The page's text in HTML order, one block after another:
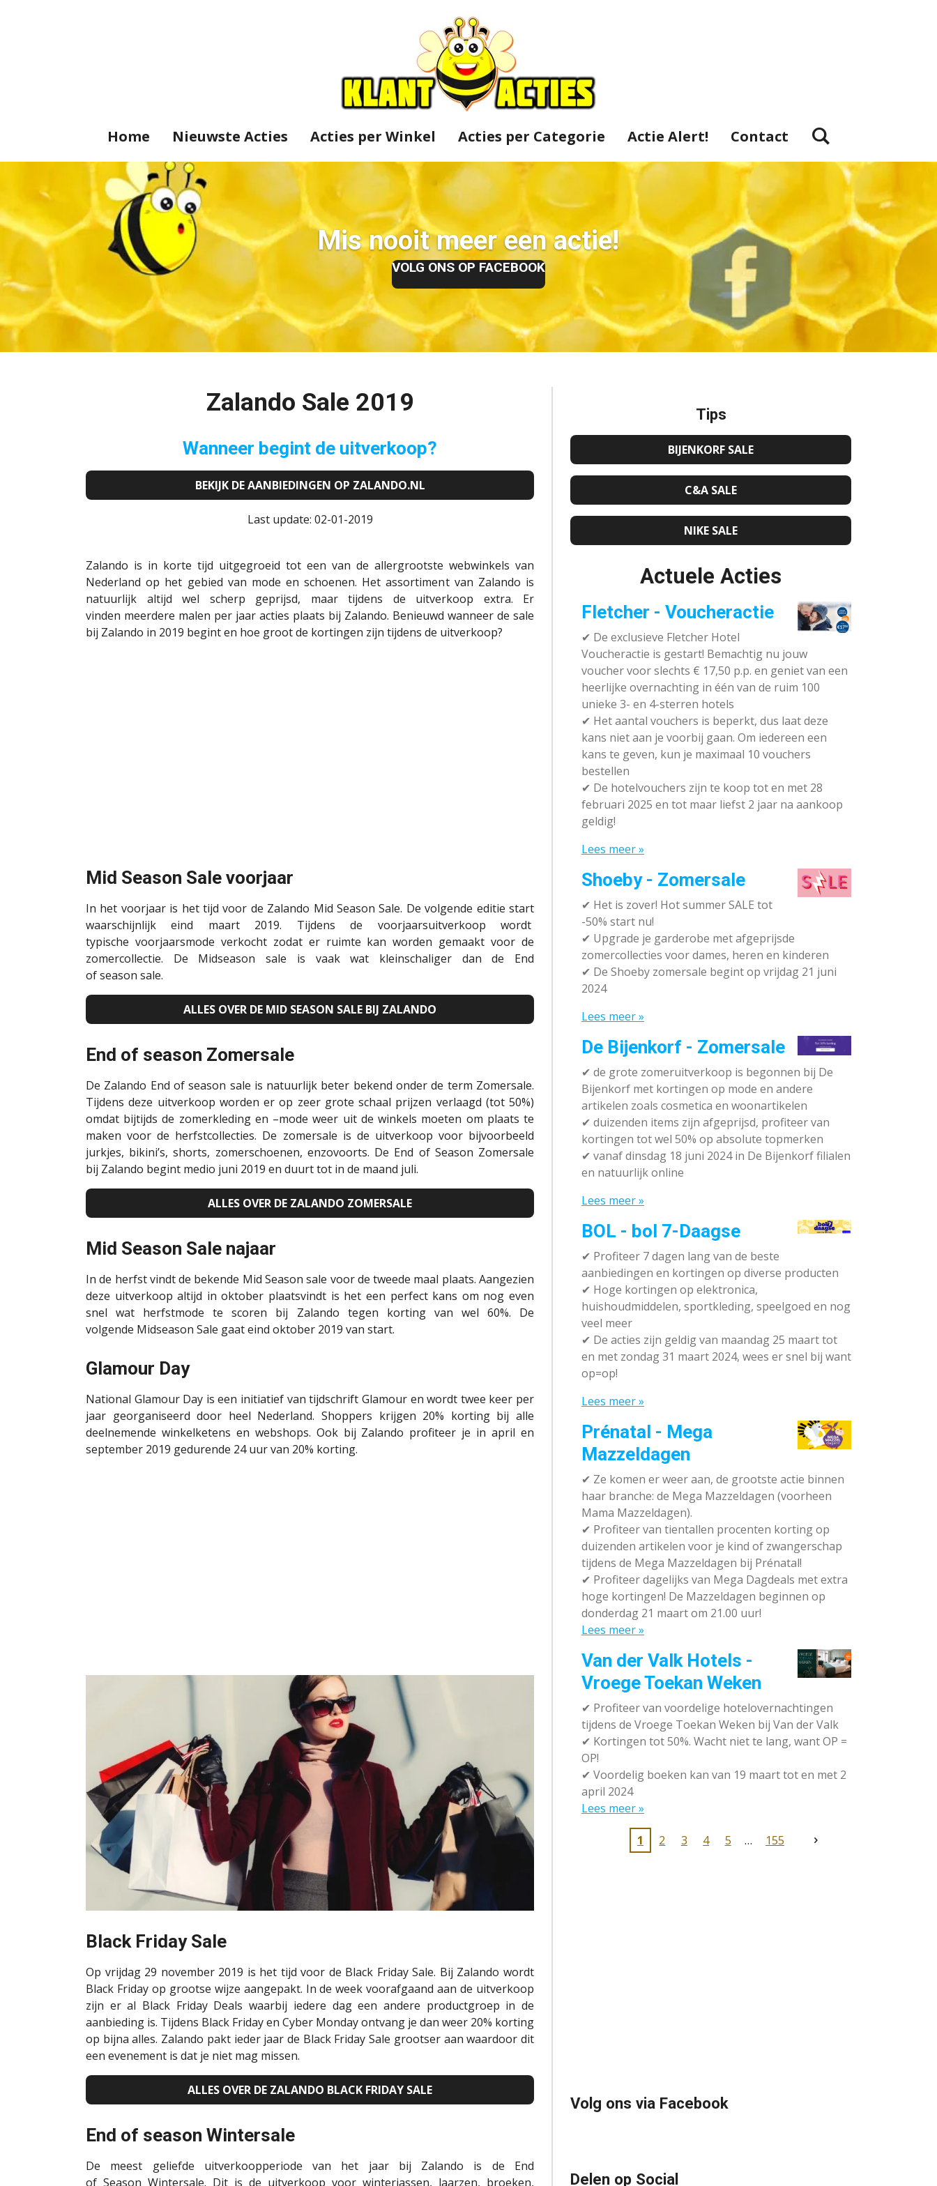
Home Nieuwste Acties Acties per Winkel Acties per Categorie Actie Alert! Contact
Mis nooit meer een actie!
VOLG ONS OP FACEBOOK
Zalando Sale 2019
Wanneer begint de uitverkoop?
BEKIJK DE AANBIEDINGEN OP ZALANDO.NL
Last update: 02-01-2019
Zalando is in korte tijd uitgegroeid tot een van de allergrootste webwinkels van
Nederland op het gebied van mode en schoenen. Het assortiment van Zalando is
natuurlijk altijd wel scherp geprijsd, maar tijdens de uitverkoop extra. Er
vinden meerdere malen per jaar acties plaats bij Zalando. Benieuwd wanneer de sale
bij Zalando in 2019 begint en hoe groot de kortingen zijn tijdens de uitverkoop?
Mid Season Sale voorjaar
In het voorjaar is het tijd voor de Zalando Mid Season Sale. De volgende editie start
waarschijnlijk eind maart 2019. Tijdens de voorjaarsuitverkoop
wordt
typische voorjaarsmode verkocht zodat er ruimte kan worden gemaakt voor de
zomercollectie. De
Midseason
sale is vaak wat kleinschaliger dan de End
ofseason sale.
ALLES OVER DE MID SEASON SALE BIJ ZALANDO
End of season Zomersale
De Zalando End of season sale is natuurlijk beter bekend onder de term Zomersale.
Tijdens deze uitverkoop worden er op zeer grote schaal prijzen verlaagd (tot 50%)
omdat bijtijds de zomerkleding en –mode weer uit de winkels moeten om plaats te
maken voor de herfstcollecties. De zomersale is de uitverkoop voor bijvoorbeeld
jurkjes, bikini’s, shorts, zomerschoenen, enzovoorts. De End of Season Zomersale
bij Zalando begint medio juni 2019 en duurt tot in de maand juli.
ALLES OVER DE ZALANDO ZOMERSALE
Mid Season Sale najaar
In de herfst vindt de bekende Mid Season sale voor de tweede maal plaats. Aangezien
deze uitverkoop altijd in oktober plaatsvindt is het een perfect kans om nog even
snel wat herfstmode te scoren bij
Zalando tegen korting van wel 60%. De
volgende Midseason Sale gaat eind oktober 2019 van start.
Glamour Day
National Glamour Day is een initiatief van tijdschrift Glamour en wordt twee keer per
jaar georganiseerd door heel Nederland. Shoppers krijgen 20% korting bij alle
deelnemende winkelketens en webshops. Ook bij Zalando profiteer je in april en
september 2019 gedurende 24 uur van 20% korting.
Black Friday Sale
Op vrijdag 29 november 2019 is het tijd voor de Black Friday Sale. Bij Zalando wordt
Black Friday op grootse wijze aangepakt. In de week voorafgaand aan de uitverkoop
zijn er al Black Friday Deals waarbij iedere dag een andere productgroep in de
aanbieding is. Tijdens Black Friday en Cyber Mondayontvang je dan weer 20% korting
op bijna alles. Zalando pakt ieder jaar de Black Friday Sale grootser aan waardoor dit
een evenement is dat je niet mag missen.
ALLES OVER DE ZALANDO BLACK FRIDAY SALE
End of season Wintersale
De meest geliefde uitverkoopperiode van het jaar bij Zalando
is de End
of Season Wintersale. Dit is de uitverkoop voor winterjassen, laarzen, broeken,
Tips
BIJENKORF SALE
C&A SALE
NIKE SALE
Actuele Acties
Fletcher - Voucheractie
✔ De exclusieve Fletcher Hotel
Voucheractie is gestart! Bemachtig nu jouw
voucher voor slechts € 17,50 p.p. en geniet van een
heerlijke overnachting in één van de ruim 100
unieke 3- en 4-sterren hotels
✔ Het aantal vouchers is beperkt, dus laat deze
kans niet aan je voorbij gaan. Om iedereen een
kans te geven, kun je maximaal 10 vouchers
bestellen
✔ De hotelvouchers zijn te koop tot en met 28
februari 2025 en tot maar liefst 2 jaar na aankoop
geldig!
Lees meer »
Shoeby - Zomersale
✔ Het is zover! Hot summer SALE tot
-50% start nu!
✔ Upgrade je garderobe met afgeprijsde
zomercollecties voor dames, heren en kinderen
✔ De Shoeby zomersale begint op vrijdag 21 juni
2024
Lees meer »
De Bijenkorf - Zomersale
✔ de grote zomeruitverkoop is begonnen bij De
Bijenkorf met kortingen op mode en andere
artikelen zoals cosmetica en woonartikelen
✔ duizenden items zijn afgeprijsd, profiteer van
kortingen tot wel 50% op absolute topmerken
✔ vanaf dinsdag 18 juni 2024 in De Bijenkorf filialen
en natuurlijk online
Lees meer »
BOL - bol 7-Daagse
✔ Profiteer 7 dagen lang van de beste
aanbiedingen en kortingen op diverse producten
✔ Hoge kortingen op elektronica,
huishoudmiddelen, sportkleding, speelgoed en nog
veel meer
✔ De acties zijn geldig van maandag 25 maart tot
en met zondag 31 maart 2024, wees er snel bij want
op=op!
Lees meer »
Prénatal - Mega
Mazzeldagen
✔ Ze komen er weer aan, de grootste actie binnen
haar branche: de Mega Mazzeldagen (voorheen
Mama Mazzeldagen).
✔ Profiteer van tientallen procenten korting op
duizenden artikelen voor je kind of zwangerschap
tijdens de Mega Mazzeldagen bij Prénatal!
✔ Profiteer dagelijks van Mega Dagdeals met extra
hoge kortingen! De Mazzeldagen beginnen op
donderdag 21 maart om 21.00 uur!
Lees meer »
Van der Valk Hotels -
Vroege Toekan Weken
✔ Profiteer van voordelige hotelovernachtingen
tijdens de Vroege Toekan Weken bij Van der Valk
✔ Kortingen tot 50%. Wacht niet te lang, want OP =
OP!
✔ Voordelig boeken kan van 19 maart tot en met 2
april 2024
Lees meer »
1 2 3 4 5 155
Volg ons via Facebook
Delen op Social